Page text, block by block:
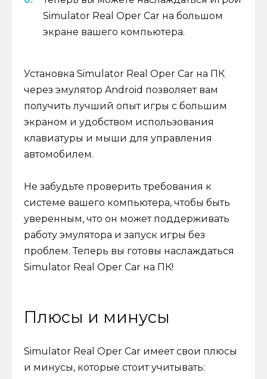
Simulator Real Oper Car на большом
экране вашего компьютера.
Установка Simulator Real Oper Car на ПК
через эмулятор Android позволяет вам
получить лучший опыт игры с большим
экраном и удобством использования
клавиатуры и мыши для управления
автомобилем.
Не забудьте проверить требования к
системе вашего компьютера, чтобы быть
уверенным, что он может поддерживать
работу эмулятора и запуск игры без
проблем. Теперь вы готовы наслаждаться
Simulator Real Oper Car на ПК!
Плюсы и минусы
Simulator Real Oper Car имеет свои плюсы
и минусы, которые стоит учитывать: